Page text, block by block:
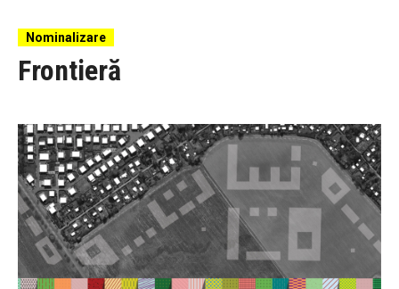
Nominalizare
Frontieră